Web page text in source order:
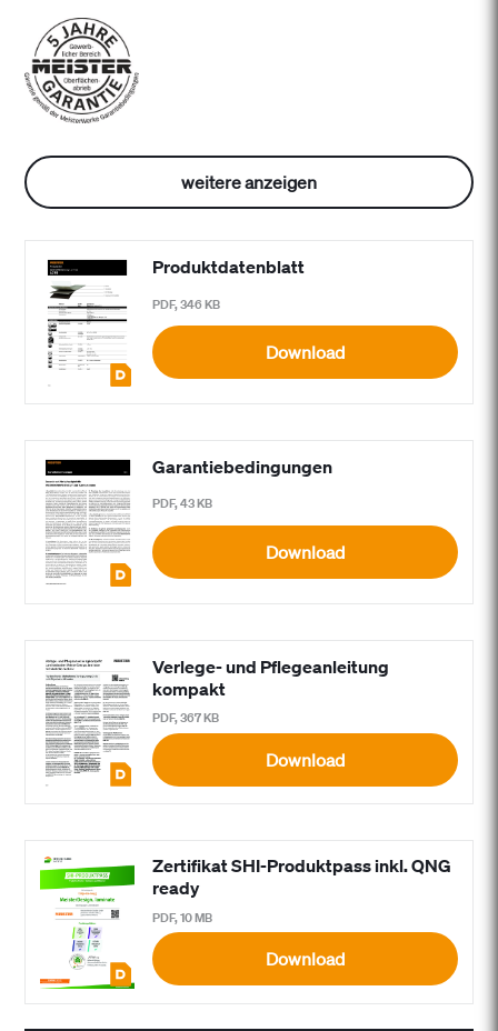
weitere anzeigen
Produktdatenblatt
PDF, 346 KB
Download
Garantiebedingungen
PDF, 43 KB
Download
Verlege- und Pflegeanleitung
kompakt
PDF, 367 KB
Download
Zertifikat SHI-Produktpass inkl. QNG
ready
PDF, 10 MB
Download